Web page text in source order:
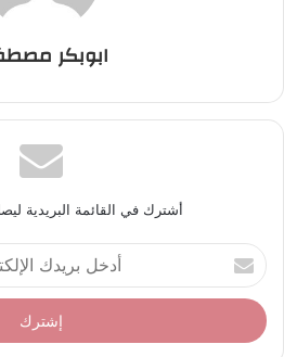
ابوبكر
أشترك في القائمة البريدية
أ
د
خ
ل